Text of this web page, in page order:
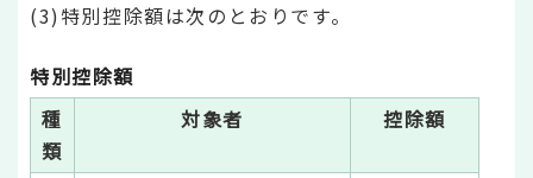
(3)特別控除額は次のとおりです。
種
類
対象者 控除額
特別控除額